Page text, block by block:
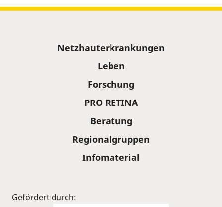
Netzhauterkrankungen
Leben
Forschung
PRO RETINA
Beratung
Regionalgruppen
Infomaterial
Gefördert durch: